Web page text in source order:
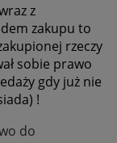
z
zakupu to
rzeczy
sobie prawo
gdy już nie
!
do